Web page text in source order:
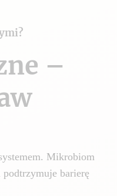
–
Mikrobiom
barierę